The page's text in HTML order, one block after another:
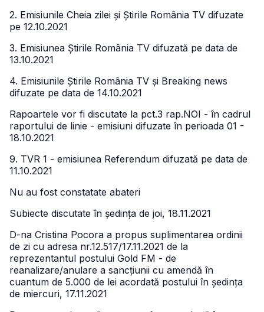
2. Emisiunile Cheia zilei și Știrile România TV difuzate
pe 12.10.2021
3. Emisiunea Știrile România TV difuzată pe data de
13.10.2021
4. Emisiunile Știrile România TV și Breaking news
difuzate pe data de 14.10.2021
Rapoartele vor fi discutate la pct.3 rap.NOI - în cadrul
raportului de linie - emisiuni difuzate în perioada 01 -
18.10.2021
9. TVR 1 - emisiunea Referendum difuzată pe data de
11.10.2021
Nu au fost constatate abateri
Subiecte discutate în ședința de joi, 18.11.2021
D-na Cristina Pocora a propus suplimentarea ordinii
de zi cu adresa nr.12.517/17.11.2021 de la
reprezentantul postului Gold FM - de
reanalizare/anulare a sancțiunii cu amendă în
cuantum de 5.000 de lei acordată postului în ședința
de miercuri, 17.11.2021